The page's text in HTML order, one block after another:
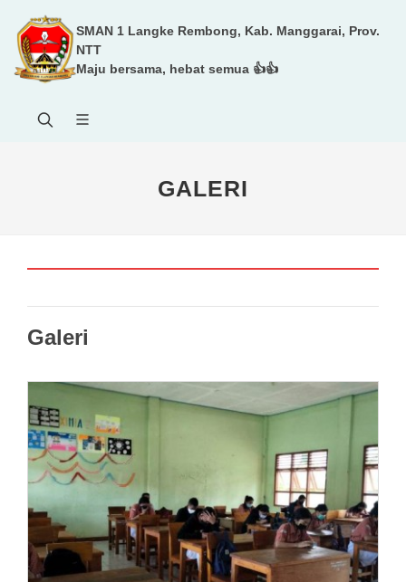
SMAN 1 Langke Rembong, Kab. Manggarai, Prov.
NTT
Maju bersama, hebat semua 👍👍
GALERI
Galeri